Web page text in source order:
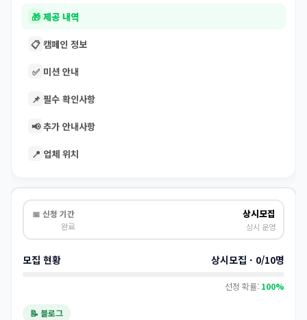
🎁 제공 내역
📋 캠페인 정보
✅ 미션 안내
📌 필수 확인사항
📢 추가 안내사항
📍 업체 위치
📅 신청 기간
완료
상시모집
상시 운영
모집 현황 상시모집 · 0/10명
선정 확률: 100%
📝 블로그